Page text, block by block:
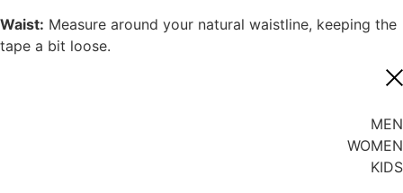
Waist: Measure around your natural waistline, keeping the
tape a bit loose.
MEN
WOMEN
KIDS